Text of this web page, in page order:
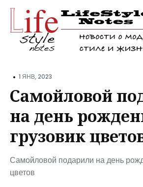
Поиск
• 1 ЯНВ, 2023
Самойловой
на день
грузовик
Самойловой подарили на день
цветов